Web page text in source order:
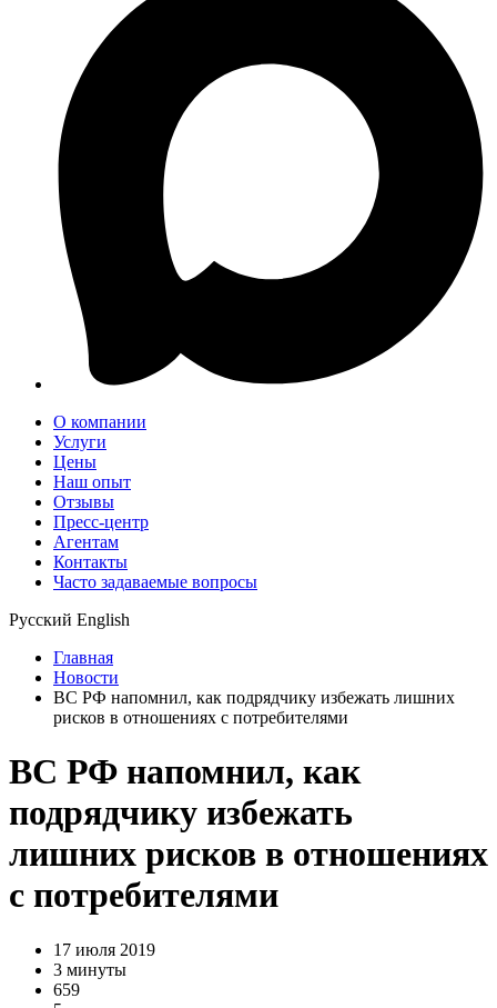
О компании
Услуги
Цены
Наш опыт
Отзывы
Пресс-центр
Агентам
Контакты
Часто задаваемые вопросы
Русский English
Главная
Новости
ВС РФ напомнил, как подрядчику избежать лишних
рисков в отношениях с потребителями
ВС РФ напомнил, как
подрядчику избежать
лишних рисков в отношениях
с потребителями
17 июля 2019
3 минуты
659